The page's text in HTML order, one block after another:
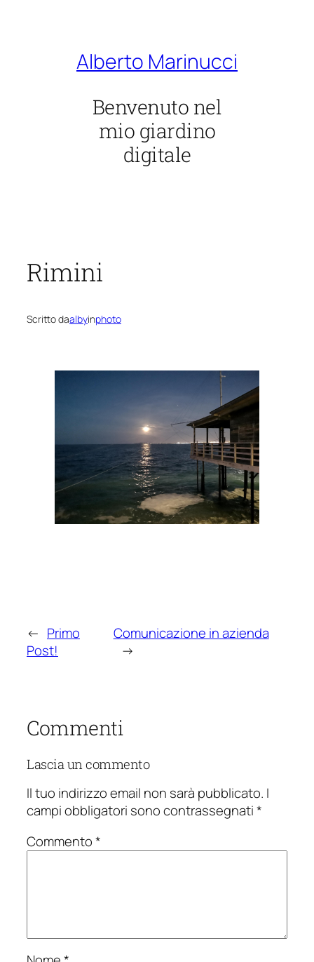
Alberto Marinucci
Benvenuto nel
mio giardino
digitale
Rimini
Scritto daalbyinphoto
← Primo
Post!
Comunicazione in azienda
→
Commenti
Lascia un commento
Il tuo indirizzo email non sarà pubblicato. I
campi obbligatori sono contrassegnati*
Commento*